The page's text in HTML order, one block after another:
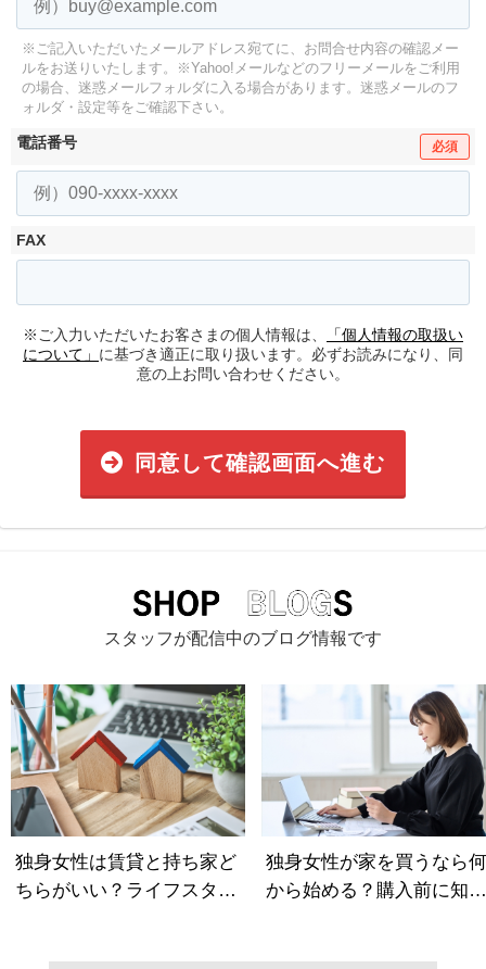
※ご記入いただいたメールアドレス宛てに、お問合せ内容の確認メー
ルをお送りいたします。
※Yahoo!メールなどのフリーメールをご利用
の場合、迷惑メールフォルダに入る場合があります。 迷惑メールのフ
ォルダ・設定等をご確認下さい。
電話番号 必須
FAX
※ご入力いただいたお客さまの個人情報は、
「個人情報の取扱い
について」 に基づき適正に取り扱います。必ずお読みになり、同
意の上お問い合わせください。
同意して確認画面へ進む
スタッフが配信中のブログ情報です